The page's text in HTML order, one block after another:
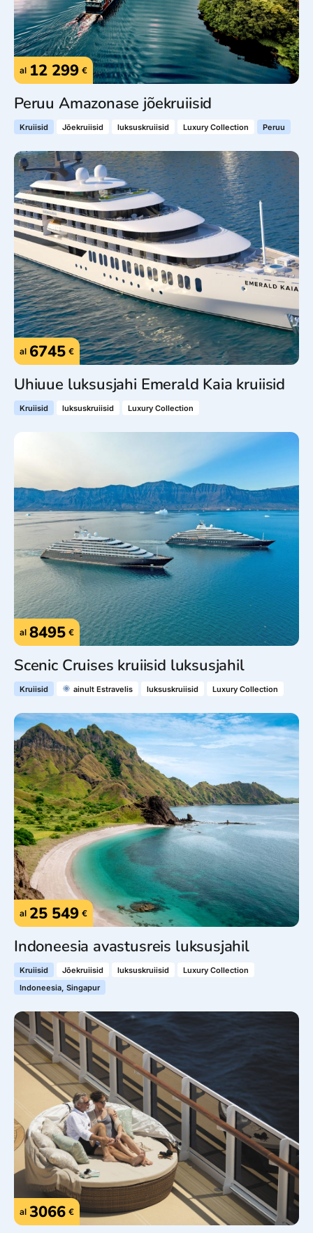
al 12 299 €
Peruu Amazonase jõekruiisid
Kruiisid Jõekruiisid luksuskruiisid Luxury Collection Peruu
al 6745 €
Uhiuue luksusjahi Emerald Kaia kruiisid
Kruiisid luksuskruiisid Luxury Collection
al 8495 €
Scenic Cruises kruiisid luksusjahil
Kruiisid ainult Estravelis luksuskruiisid Luxury Collection
al 25 549 €
Indoneesia avastusreis luksusjahil
Kruiisid Jõekruiisid luksuskruiisid
Luxury Collection
Indoneesia, Singapur
al 3066 €